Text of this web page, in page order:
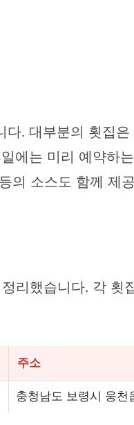
. 대부분의 횟집
에는 미리 예약하
의 소스도 함께 제
리했습니다. 각
주소
충청남도 보령시 웅